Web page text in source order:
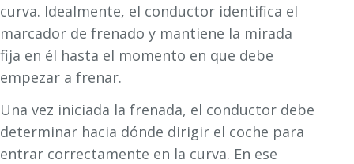
curva. Idealmente, el conductor identifica el
marcador de frenado y mantiene la mirada
fija en él hasta el momento en que debe
empezar a frenar.
Una vez iniciada la frenada, el conductor debe
determinar hacia dónde dirigir el coche para
entrar correctamente en la curva. En ese